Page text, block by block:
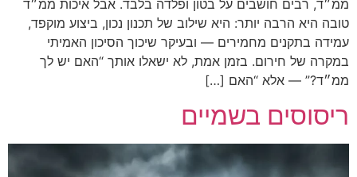
ממ״ד, רבים חושבים על בטון ופלדה בלבד. אבל איכות ממ״ד
טובה היא הרבה יותר: היא שילוב של תכנון נכון, ביצוע מוקפד,
עמידה בתקנים מחמירים — ובעיקר שיכוך הסיכון האמיתי
במקרה של חירום. בזמן אמת, לא ישאלו אותך “האם יש לך
ממ״ד?” — אלא “האם […]
ריסוסים בשמיים